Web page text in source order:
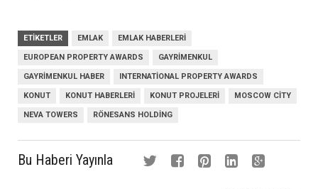
ETIKETLER EMLAK EMLAK HABERLERI
EUROPEAN PROPERTY AWARDS GAYRIMENKUL
GAYRIMENKUL HABER INTERNATIONAL PROPERTY AWARDS
KONUT KONUT HABERLERI KONUT PROJELERI MOSCOW CITY
NEVA TOWERS RÖNESANS HOLDING
Bu Haberi Yayınla